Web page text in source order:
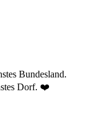
Bundesland.
Dorf. ❤️